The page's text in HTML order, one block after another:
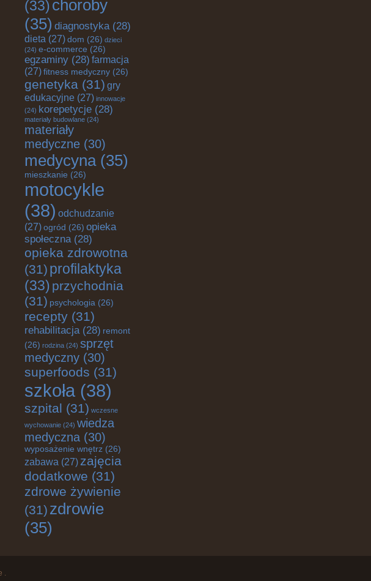
(33)choroby
(35) diagnostyka(28)
dieta (27) dom (26) dzieci
(24) e-commerce (26)
egzaminy (28) farmacja
(27) fitness medyczny (26)
genetyka (31) gry
edukacyjne (27) innowacje
(24) korepetycje (28)
materiały budowlane (24)
materiały
medyczne (30)
medycyna(35)
mieszkanie (26)
motocykle
(38) odchudzanie
(27) ogród (26) opieka
społeczna(28)
opieka zdrowotna
(31) profilaktyka
(33) przychodnia
(31) psychologia (26)
recepty (31)
rehabilitacja(28) remont
(26) rodzina (24) sprzęt
medyczny (30)
superfoods (31)
szkoła (38)
szpital (31) wczesne
wychowanie (24) wiedza
medyczna (30)
wyposażenie wnętrz (26)
zabawa (27)zajęcia
dodatkowe (31)
zdrowe żywienie
(31) zdrowie
(35)
.